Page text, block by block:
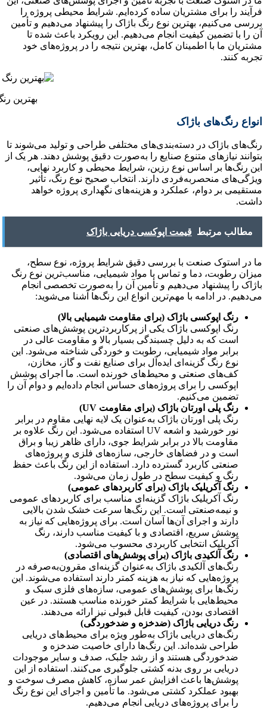
فرآیند را برای مشتریان ساده کرده‌ایم. شرایط محیطی پروژه را
بررسی می‌کنیم، بهترین نوع رنگ باژاک را پیشنهاد می‌دهیم و تأمین
آن را با تضمین کیفیت انجام می‌دهیم. این رویکرد باعث شده تا
مشتریان ما با اطمینان کامل، بهترین نتیجه را در پروژه‌های خود
تجربه کنند.
بهترین
انواع رنگ‌های باژاک
رنگ‌های باژاک در دسته‌بندی‌های مختلفی طراحی و تولید می‌شوند تا
بتوانند نیازهای متنوع صنایع را به‌صورت دقیق پوشش دهند. هر یک از
این رنگ‌ها بر اساس نوع رزین، شرایط محیطی و کاربرد نهایی،
ویژگی‌های منحصربه‌فردی دارند. انتخاب صحیح نوع رنگ، تأثیر
مستقیمی بر دوام، عملکرد و هزینه‌های نگهداری پروژه خواهد
داشت.
مطالب مرتبط قیمت اپوکسی دریایی باژاک
ما در استوک صنعت با بررسی دقیق شرایط پروژه، نوع سطح،
میزان رطوبت، دما و تماس با مواد شیمیایی، مناسب‌ترین نوع رنگ
باژاک را پیشنهاد می‌دهیم و تأمین آن را به‌صورت تخصصی انجام
می‌دهیم. در ادامه با مهم‌ترین انواع این رنگ‌ها آشنا می‌شوید:
رنگ اپوکسی باژاک (برای مقاومت شیمیایی بالا)
رنگ اپوکسی باژاک یکی از پرکاربردترین پوشش‌های صنعتی
است که به دلیل چسبندگی بسیار بالا و مقاومت عالی در
برابر مواد شیمیایی، رطوبت و خوردگی شناخته می‌شود. این
نوع رنگ گزینه‌ای ایده‌آل برای صنایع نفت و گاز، مخازن،
کف‌های صنعتی و محیط‌های خورنده است. ما اجرای پوشش
اپوکسی را برای پروژه‌های حساس انجام داده‌ایم و دوام آن را
تضمین می‌کنیم.
رنگ پلی اورتان باژاک (برای مقاومت UV)
رنگ پلی اورتان باژاک به‌عنوان یک لایه نهایی مقاوم در برابر
نور خورشید و اشعه UV استفاده می‌شود. این رنگ علاوه بر
مقاومت بالا در برابر شرایط جوی، دارای ظاهر زیبا و براق
است و در فضاهای خارجی، سازه‌های فلزی و پروژه‌های
صنعتی کاربرد گسترده دارد. استفاده از این رنگ باعث حفظ
رنگ و کیفیت سطح در طول زمان می‌شود.
رنگ آکریلیک باژاک (برای کاربردهای عمومی)
رنگ آکریلیک باژاک گزینه‌ای مناسب برای کاربردهای عمومی
و نیمه‌صنعتی است. این رنگ‌ها سرعت خشک شدن بالایی
دارند و اجرای آن‌ها آسان است. برای پروژه‌هایی که نیاز به
پوشش سریع، اقتصادی و با کیفیت مناسب دارند، رنگ
آکریلیک انتخابی کاربردی محسوب می‌شود.
رنگ آلکیدی باژاک (برای پوشش‌های اقتصادی)
رنگ‌های آلکیدی باژاک به‌عنوان گزینه‌ای مقرون‌به‌صرفه در
پروژه‌هایی که نیاز به هزینه کمتر دارند استفاده می‌شوند. این
رنگ‌ها برای پوشش‌های عمومی، سازه‌های فلزی سبک و
محیط‌هایی با شرایط کمتر خورنده مناسب هستند. در عین
اقتصادی بودن، کیفیت قابل قبولی نیز ارائه می‌دهند.
رنگ دریایی باژاک (ضدخزه و ضدخوردگی)
رنگ‌های دریایی باژاک به‌طور ویژه برای محیط‌های دریایی
طراحی شده‌اند. این رنگ‌ها دارای خاصیت ضدخزه و
ضدخوردگی هستند و از رشد جلبک، صدف و سایر موجودات
دریایی بر روی بدنه کشتی جلوگیری می‌کنند. استفاده از این
پوشش‌ها باعث افزایش عمر سازه، کاهش مصرف سوخت و
بهبود عملکرد کشتی می‌شود. ما تأمین و اجرای این نوع رنگ
را برای پروژه‌های دریایی انجام می‌دهیم.